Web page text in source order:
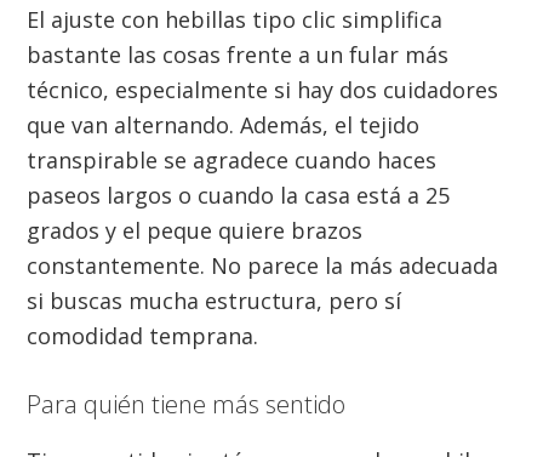
El ajuste con hebillas tipo clic simplifica
bastante las cosas frente a un fular más
técnico, especialmente si hay dos cuidadores
que van alternando. Además, el tejido
transpirable se agradece cuando haces
paseos largos o cuando la casa está a 25
grados y el peque quiere brazos
constantemente. No parece la más adecuada
si buscas mucha estructura, pero sí
comodidad temprana.
Para quién tiene más sentido